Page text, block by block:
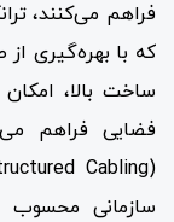
فراهم می‌کنند،
که با بهره‌گیری
ساخت بالا،
فضایی فراهم
سازمانی محسوب